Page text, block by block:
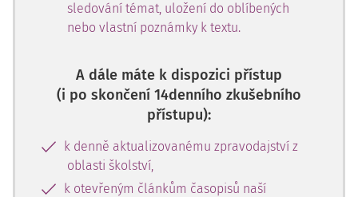
sledování témat, uložení do oblíbených
nebo vlastní poznámky k textu.
A dále máte k dispozici přístup
(i po skončení 14denního zkušebního
přístupu):
k denně aktualizovanému zpravodajství z
oblasti školství,
k otevřeným článkům časopisů naší